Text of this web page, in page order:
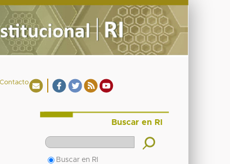
Contacto
Buscar en RI
Buscar en RI